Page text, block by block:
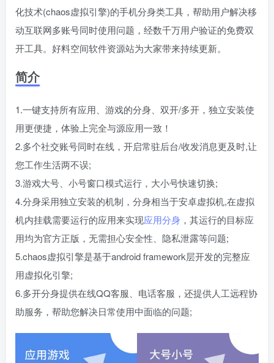
化技术(chaos虚拟引擎)的手机分身类工具，帮助用户解决移
动互联网多账号同时使用问题，经数千万用户验证的免费双
开工具。好料空间软件资源站为大家带来持续更新。
简介
1.一键支持所有应用、游戏的分身、双开/多开，独立安装使
用更便捷，体验上完全与源应用一致！
2.多个社交账号同时在线，开启常驻后台/收发消息更及时,让
您工作生活两不误;
3.游戏大号、小号窗口模式运行，大小号快速切换;
4.分身采用独立安装的机制，分身相当于安卓虚拟机,在虚拟
机内挂载需要运行的应用来实现应用分身 ，其运行的目标应
用均为官方正版，无需担心安全性、隐私泄露等问题;
5.chaos虚拟引擎是基于android framework层开发的完整应
用虚拟化引擎;
6.多开分身提供在线QQ客服、电话客服，还提供人工远程协
助服务，帮助您解决日常使用中面临的问题;